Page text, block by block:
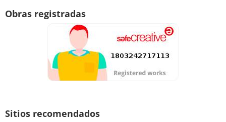
Obras registradas
Sitios recomendados